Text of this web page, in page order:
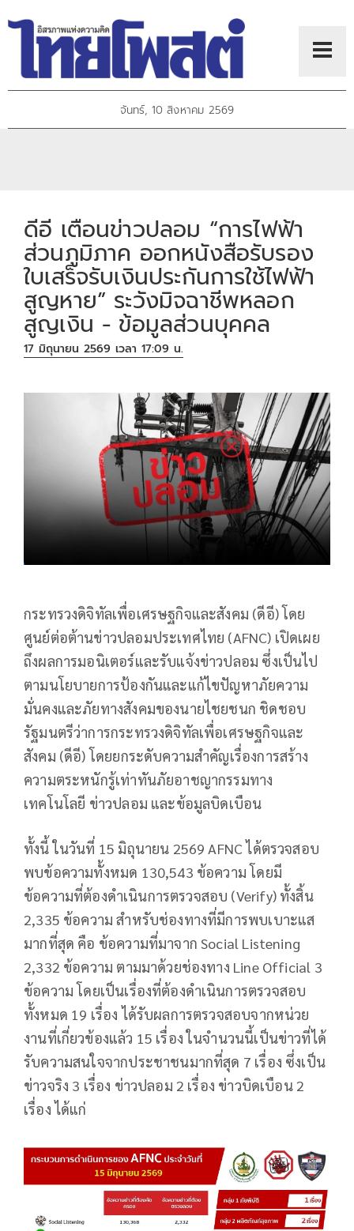
จันทร์, 10 สิงหาคม 2569
ดีอี เตือนข่าวปลอม “การไฟฟ้า
ส่วนภูมิภาค ออกหนังสือรับรอง
ใบเสร็จรับเงินประกันการใช้ไฟฟ้า
สูญหาย” ระวังมิจฉาชีพหลอก
สูญเงิน - ข้อมูลส่วนบุคคล
17 มิถุนายน 2569 เวลา 17:09 น.
กระทรวงดิจิทัลเพื่อเศรษฐกิจและสังคม (ดีอี) โดย
ศูนย์ต่อต้านข่าวปลอมประเทศไทย (AFNC) เปิดเผย
ถึงผลการมอนิเตอร์และรับแจ้งข่าวปลอม ซึ่งเป็นไป
ตามนโยบายการป้องกันและแก้ไขปัญหาภัยความ
มั่นคงและภัยทางสังคมของนายไชยชนก ชิดชอบ
รัฐมนตรีว่าการกระทรวงดิจิทัลเพื่อเศรษฐกิจและ
สังคม (ดีอี) โดยยกระดับความสำคัญเรื่องการสร้าง
ความตระหนักรู้เท่าทันภัยอาชญากรรมทาง
เทคโนโลยี ข่าวปลอม และข้อมูลบิดเบือน
ทั้งนี้ ในวันที่ 15 มิถุนายน 2569 AFNC ได้ตรวจสอบ
พบข้อความทั้งหมด 130,543 ข้อความ โดยมี
ข้อความที่ต้องดำเนินการตรวจสอบ (Verify) ทั้งสิ้น
2,335 ข้อความ สำหรับช่องทางที่มีการพบเบาะแส
มากที่สุด คือ ข้อความที่มาจาก Social Listening
2,332 ข้อความ ตามมาด้วยช่องทาง Line Official 3
ข้อความ โดยเป็นเรื่องที่ต้องดำเนินการตรวจสอบ
ทั้งหมด 19 เรื่อง ได้รับผลการตรวจสอบจากหน่วย
งานที่เกี่ยวข้องแล้ว 15 เรื่อง ในจำนวนนี้เป็นข่าวที่ได้
รับความสนใจจากประชาชนมากที่สุด 7 เรื่อง ซึ่งเป็น
ข่าวจริง 3 เรื่อง ข่าวปลอม 2 เรื่อง ข่าวบิดเบือน 2
เรื่อง ได้แก่